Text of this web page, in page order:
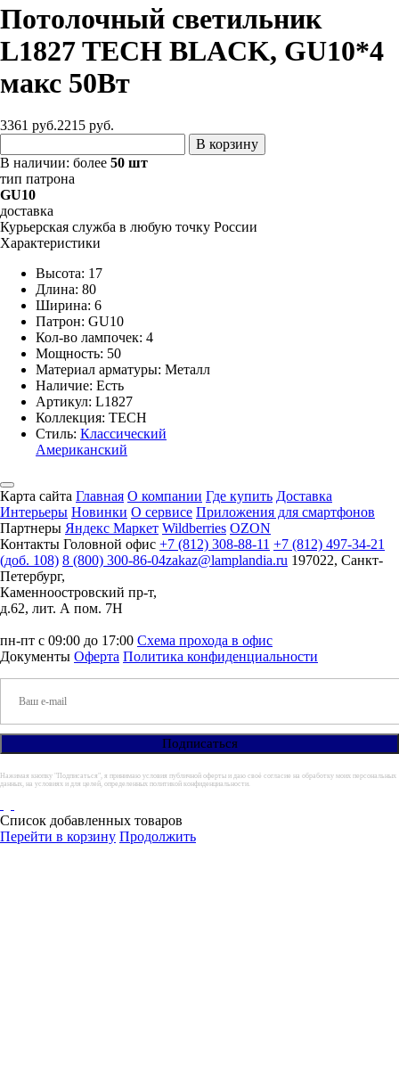
Потолочный светильник
L1827 TECH BLACK, GU10*4
макс 50Вт
3361 руб.2215 руб.
В корзину
В наличии: более 50 шт
тип патрона
GU10
доставка
Курьерская служба в любую точку России
Характеристики
Высота: 17
Длина: 80
Ширина: 6
Патрон: GU10
Кол-во лампочек: 4
Мощность: 50
Материал арматуры: Металл
Наличие: Есть
Артикул: L1827
Коллекция: TECH
Стиль: Классический
Американский
Карта сайта Главная О компании Где купить Доставка
Интерьеры Новинки О сервисе Приложения для смартфонов
Партнеры Яндекс Маркет Wildberries OZON
Контакты Головной офис +7 (812) 308-88-11 +7 (812) 497-34-21
(доб. 108) 8 (800) 300-86-04zakaz@lamplandia.ru 197022, Санкт-
Петербург,
Каменноостровский пр-т,
д.62, лит. А пом. 7Н
пн-пт с 09:00 до 17:00 Схема прохода в офис
Документы Оферта Политика конфиденциальности
Нажимая кнопку "Подписаться", я принимаю условия публичной оферты и даю своё согласие на обработку моих персональных
данных, на условиях и для целей, определенных политикой конфиденциальности.
Список добавленных товаров
Перейти в корзину Продолжить